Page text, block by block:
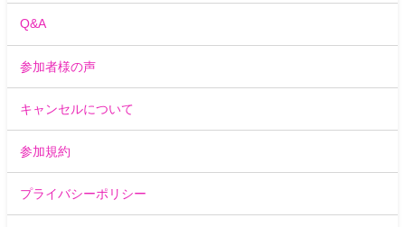
Q&A
参加者様の声
キャンセルについて
参加規約
プライバシーポリシー